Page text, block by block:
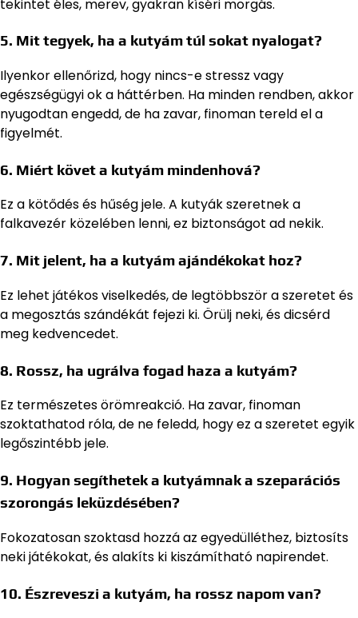
tekintet éles, merev, gyakran kíséri morgás.
5. Mit tegyek, ha a kutyám túl sokat nyalogat?
Ilyenkor ellenőrizd, hogy nincs-e stressz vagy
egészségügyi ok a háttérben. Ha minden rendben, akkor
nyugodtan engedd, de ha zavar, finoman tereld el a
figyelmét.
6. Miért követ a kutyám mindenhová?
Ez a kötődés és hűség jele. A kutyák szeretnek a
falkavezér közelében lenni, ez biztonságot ad nekik.
7. Mit jelent, ha a kutyám ajándékokat hoz?
Ez lehet játékos viselkedés, de legtöbbször a szeretet és
a megosztás szándékát fejezi ki. Örülj neki, és dicsérd
meg kedvencedet.
8. Rossz, ha ugrálva fogad haza a kutyám?
Ez természetes örömreakció. Ha zavar, finoman
szoktathatod róla, de ne feledd, hogy ez a szeretet egyik
legőszintébb jele.
9. Hogyan segíthetek a kutyámnak a szeparációs
szorongás leküzdésében?
Fokozatosan szoktasd hozzá az egyedülléthez, biztosíts
neki játékokat, és alakíts ki kiszámítható napirendet.
10. Észreveszi a kutyám, ha rossz napom van?